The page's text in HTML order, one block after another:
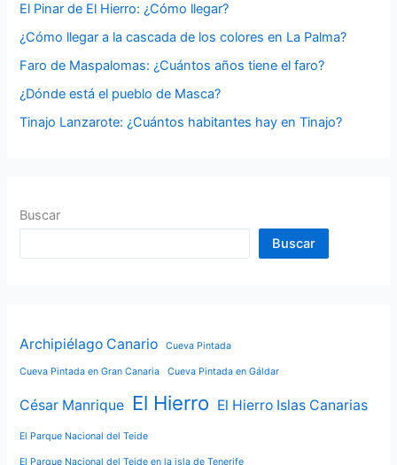
r
:
El Pinar de El Hierro: ¿Cómo llegar?
¿Cómo llegar a la cascada de los colores en La Palma?
Faro de Maspalomas: ¿Cuántos años tiene el faro?
¿Dónde está el pueblo de Masca?
Tinajo Lanzarote: ¿Cuántos habitantes hay en Tinajo?
Buscar
Buscar
Archipiélago Canario Cueva Pintada
Cueva Pintada en Gran Canaria Cueva Pintada en Gáldar
César Manrique El Hierro El Hierro Islas Canarias
El Parque Nacional del Teide
El Parque Nacional del Teide en la isla de Tenerife